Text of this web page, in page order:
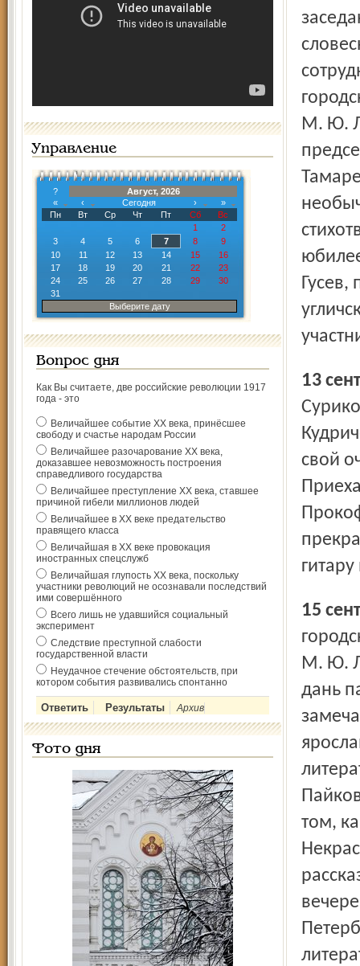
Управление
?
Август, 2026
«
‹ Сегодня ›
»
Пн
Вт Ср Чт Пт Сб
Вс
1
2
3
4 5 6 7 8
9
10
11 12 13 14 15
16
17
18 19 20 21 22
23
24
25 26 27 28 29
30
31
Выберите дату
Вопрос дня
Как Вы считаете, две российские революции 1917
года - это
Величайшее событие ХХ века, принёсшее
свободу и счастье народам России
Величайшее разочарование ХХ века,
доказавшее невозможность построения
справедливого государства
Величайшее преступление ХХ века, ставшее
причиной гибели миллионов людей
Величайшее в ХХ веке предательство
правящего класса
Величайшая в ХХ веке провокация
иностранных спецслужб
Величайшая глупость ХХ века, поскольку
участники революций не осознавали последствий
ими совершённого
Всего лишь не удавшийся социальный
эксперимент
Следствие преступной слабости
государственной власти
Неудачное стечение обстоятельств, при
котором события развивались спонтанно
Архив
Фото дня
М. Ю.
Гусев,
13
свой
15
М. Ю.
дань
том,